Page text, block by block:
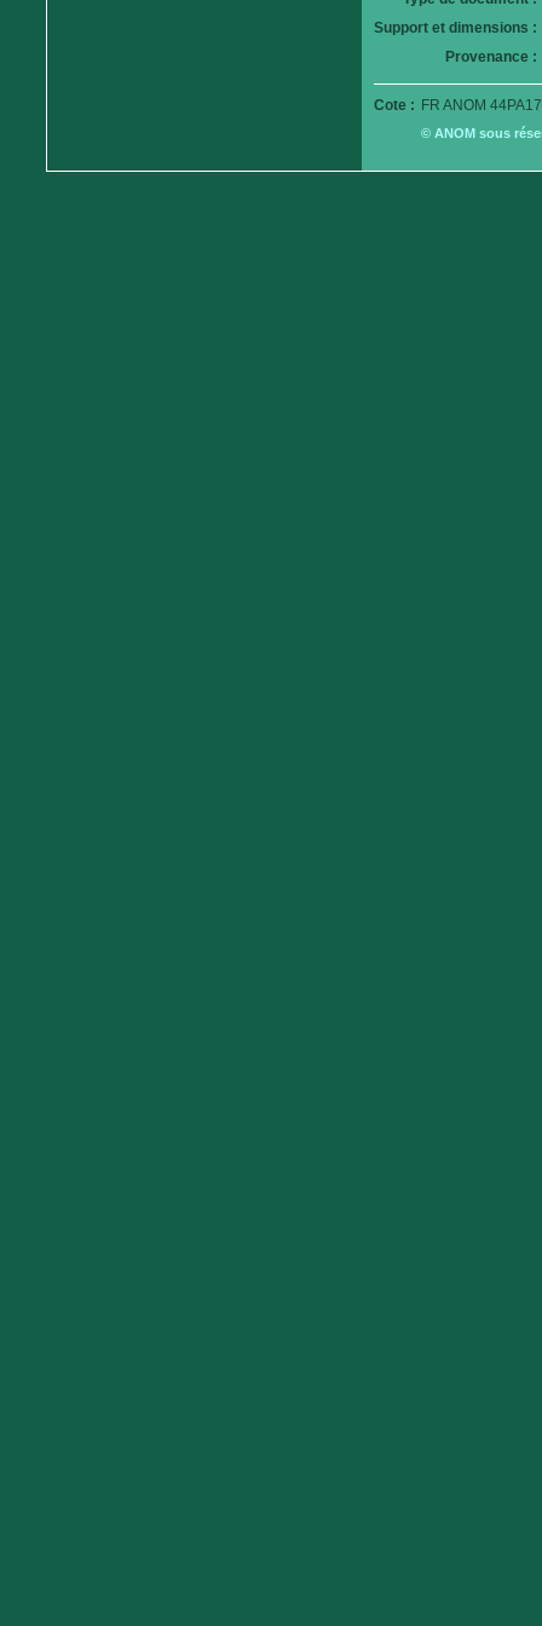
Support et dimensions :
Provenance :
Cote : FR ANOM
© ANOM sous